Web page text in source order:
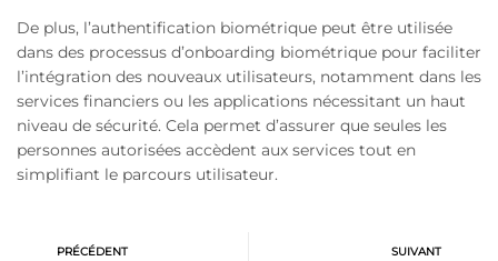
De plus, l’authentification biométrique peut être utilisée
dans des processus d’onboarding biométrique pour faciliter
l’intégration des nouveaux utilisateurs, notamment dans les
services financiers ou les applications nécessitant un haut
niveau de sécurité. Cela permet d’assurer que seules les
personnes autorisées accèdent aux services tout en
simplifiant le parcours utilisateur.
PRÉCÉDENT SUIVANT